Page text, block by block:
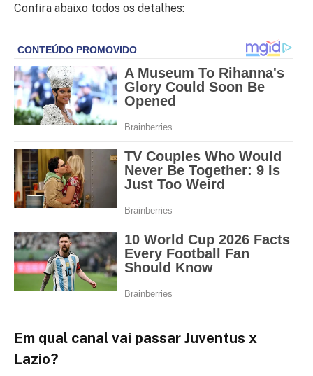
Confira abaixo todos os detalhes:
Em qual canal vai passar Juventus x
Lazio?